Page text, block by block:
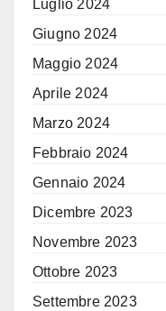
Luglio 2024
Giugno 2024
Maggio 2024
Aprile 2024
Marzo 2024
Febbraio 2024
Gennaio 2024
Dicembre 2023
Novembre 2023
Ottobre 2023
Settembre 2023